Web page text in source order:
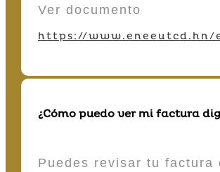
Ver documento
https://
¿Cómo puedo ver mi factura
Puedes revisar tu factura